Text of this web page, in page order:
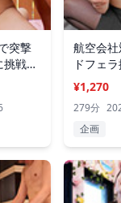
突撃
戦！
航空会
ドフェ
ゲーム2
¥1,270
279分
企画